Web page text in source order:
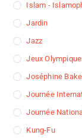
Islam -
Jardin
Jazz
Jeux
Joséphine
Journée
Journée
Kung-Fu